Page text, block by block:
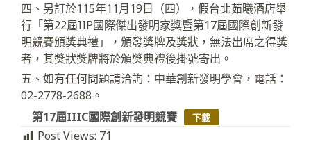
四、另訂於115年11月19日（四），假台北茹曦酒店舉
行「第22屆IIP國際傑出發明家獎暨第17屆國際創新發
明競賽頒獎典禮」，頒發獎牌及獎狀，無法出席之得獎
者，其獎狀獎牌將於頒獎典禮後掛號寄出。
五、如有任何問題請洽詢：中華創新發明學會，電話：
02-2778-2688。
第17屆IIIC國際創新發明競賽
下載
Post Views: 71